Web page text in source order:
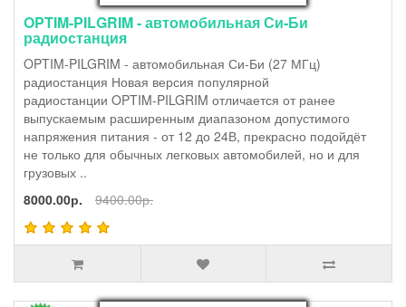
OPTIM-PILGRIM - автомобильная Си-Би
радиостанция
OPTIM-PILGRIM - автомобильная Си-Би (27 МГц)
радиостанция Новая версия популярной
радиостанции OPTIM-PILGRIM отличается от ранее
выпускаемым расширенным диапазоном допустимого
напряжения питания - от 12 до 24В, прекрасно подойдёт
не только для обычных легковых автомобилей, но и для
грузовых ..
8000.00р.
9400.00р.